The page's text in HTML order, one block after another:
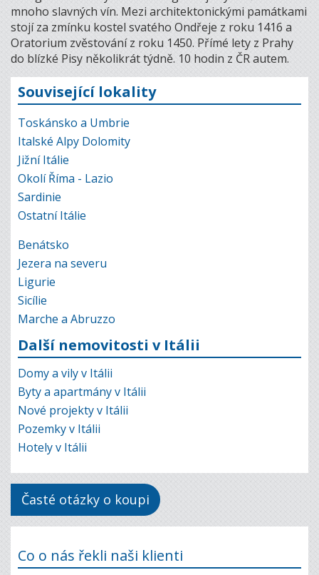
mnoho slavných vín. Mezi architektonickými památkami
stojí za zmínku kostel svatého Ondřeje z roku 1416 a
Oratorium zvěstování z roku 1450. Přímé lety z Prahy
do blízké Pisy několikrát týdně. 10 hodin z ČR autem.
Související lokality
Toskánsko a Umbrie
Italské Alpy Dolomity
Jižní Itálie
Okolí Říma - Lazio
Sardinie
Ostatní Itálie
Benátsko
Jezera na severu
Ligurie
Sicílie
Marche a Abruzzo
Další nemovitosti v Itálii
Domy a vily v Itálii
Byty a apartmány v Itálii
Nové projekty v Itálii
Pozemky v Itálii
Hotely v Itálii
Časté otázky o koupi
Co o nás řekli naši klienti